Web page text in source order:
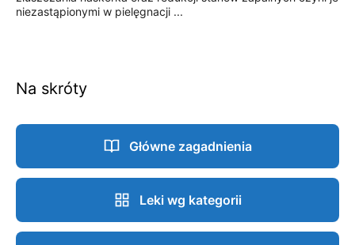
niezastąpionymi w pielęgnacji ...
Na skróty
Główne zagadnienia
Leki wg kategorii